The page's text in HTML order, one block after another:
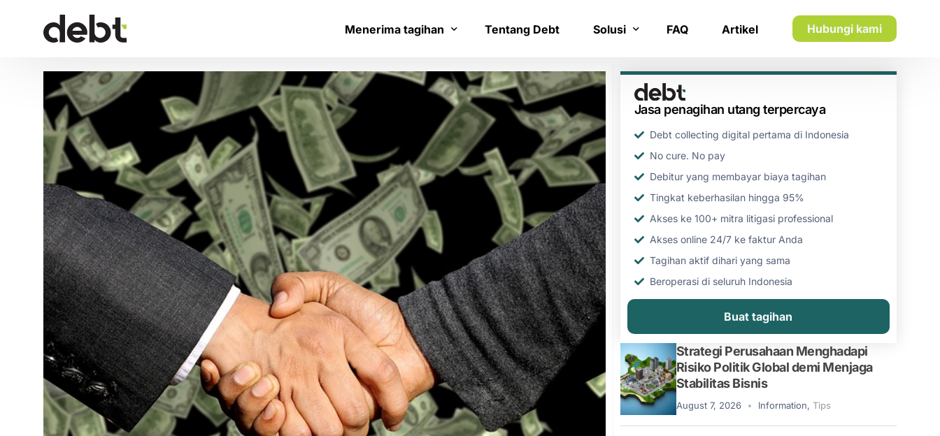
Menerima tagihan
Bayar tagihan
Konfirmasi pembayaran
Tentang Debt Solusi
Layanan inkaso
Bantuan utang piutang
FAQ Artikel Hubungi kami
Jasa penagihan utang terpercaya
Debt collecting digital pertama di Indonesia
No cure. No pay
Debitur yang membayar biaya tagihan
Tingkat keberhasilan hingga 95%
Akses ke 100+ mitra litigasi professional
Akses online 24/7 ke faktur Anda
Tagihan aktif dihari yang sama
Beroperasi di seluruh Indonesia
Buat tagihan
Strategi Perusahaan Menghadapi
Risiko Politik Global demi Menjaga
Stabilitas Bisnis
August 7, 2026 Information, Tips